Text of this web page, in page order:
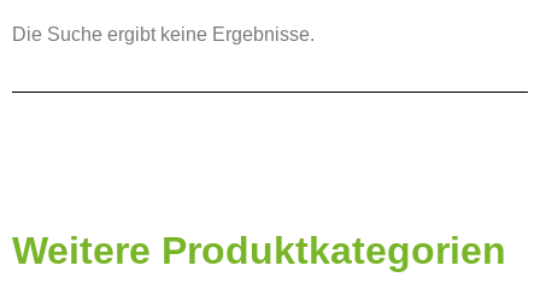
Die Suche ergibt keine Ergebnisse.
Weitere Produktkategorien